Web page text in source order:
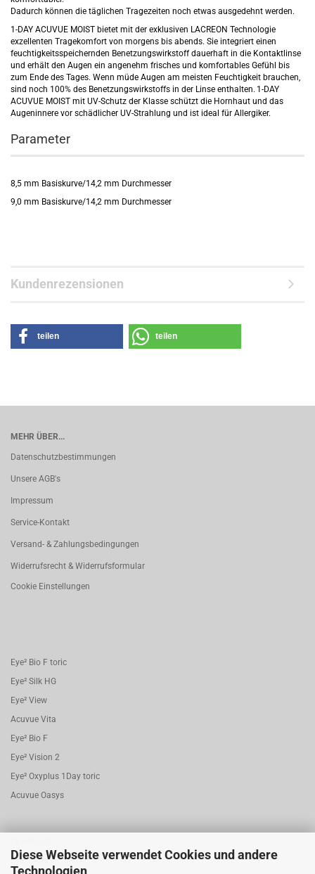
Diese Webseite verwendet Cookies und andere
Technologien
Dadurch können die täglichen Tragezeiten noch etwas ausgedehnt werden.
1-DAY ACUVUE MOIST bietet mit der exklusiven LACREON Technologie
exzellenten Tragekomfort von morgens bis abends. Sie integriert einen
feuchtigkeitsspeichernden Benetzungswirkstoff dauerhaft in die Kontaktlinse
und erhält den Augen ein angenehm frisches und komfortables Gefühl bis
zum Ende des Tages. Wenn müde Augen am meisten Feuchtigkeit brauchen,
sind noch 100% des Benetzungswirkstoffs in der Linse enthalten. 1-DAY
ACUVUE MOIST mit UV-Schutz der Klasse schützt die Hornhaut und das
Augeninnere vor schädlicher UV-Strahlung und ist ideal für Allergiker.
Parameter
8,5 mm Basiskurve/14,2 mm Durchmesser
9,0 mm Basiskurve/14,2 mm Durchmesser
Kundenrezensionen
teilen teilen
MEHR ÜBER...
Datenschutzbestimmungen
Unsere AGB's
Impressum
Service-Kontakt
Versand- & Zahlungsbedingungen
Widerrufsrecht & Widerrufsformular
Cookie Einstellungen
Eye² Bio F toric
Eye² Silk HG
Eye² View
Acuvue Vita
Eye² Bio F
Eye² Vision 2
Eye² Oxyplus 1Day toric
Acuvue Oasys
Eye² Nova